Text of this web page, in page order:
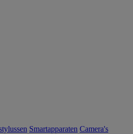
Smartapparaten Camera's